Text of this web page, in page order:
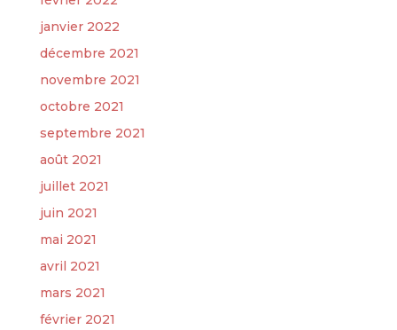
janvier 2022
décembre 2021
novembre 2021
octobre 2021
septembre 2021
août 2021
juillet 2021
juin 2021
mai 2021
avril 2021
mars 2021
février 2021